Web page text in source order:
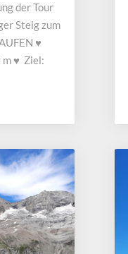
der Tour
Steig zum
♥
m ♥ Ziel: